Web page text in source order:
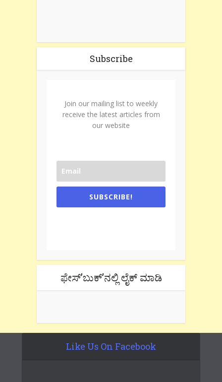
Subscribe
Join our mailing list to weekly
receive the latest articles from
our website
SUBSCRIBE!
ಫೇಸ್’ಬುಕ್’ನಲ್ಲಿ ಲೈಕ್ ಮಾಡಿ
Like Us On Facebook